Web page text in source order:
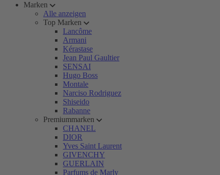
Marken
Alle anzeigen
Top Marken
Lancôme
Armani
Kérastase
Jean Paul Gaultier
SENSAI
Hugo Boss
Montale
Narciso Rodriguez
Shiseido
Rabanne
Premiummarken
CHANEL
DIOR
Yves Saint Laurent
GIVENCHY
GUERLAIN
Parfums de Marly